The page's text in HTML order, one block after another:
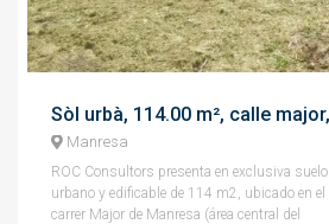
Manresa
ROC Consultors presenta en exclusiva suelo
urbano y edificable de 114 m2, ubicado en el
carrer Major de Manresa (área central del